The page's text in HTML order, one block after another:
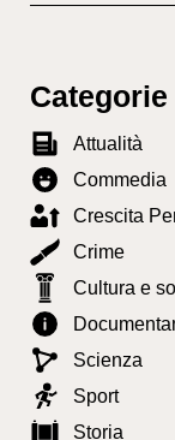
Categorie
Attualità
Commedia
Crescita
Crime
Cultura e
Scienza
Sport
Storia